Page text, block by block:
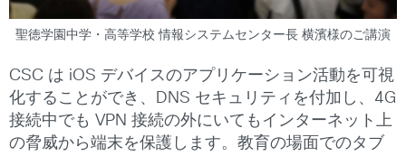
聖徳学園中学・高等学校 情報システムセンター長 横濱様のご講演
CSC は iOS デバイスのアプリケーション活動を可視
化することができ、DNS セキュリティを付加し、4G
接続中でも VPN 接続の外にいてもインターネット上
の脅威から端末を保護します。教育の場面でのタブ